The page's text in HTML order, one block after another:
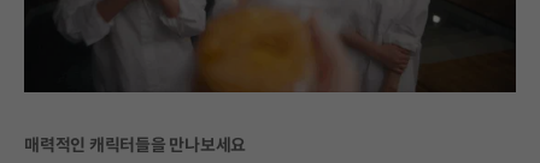
매력적인 캐릭터들을 만나보세요